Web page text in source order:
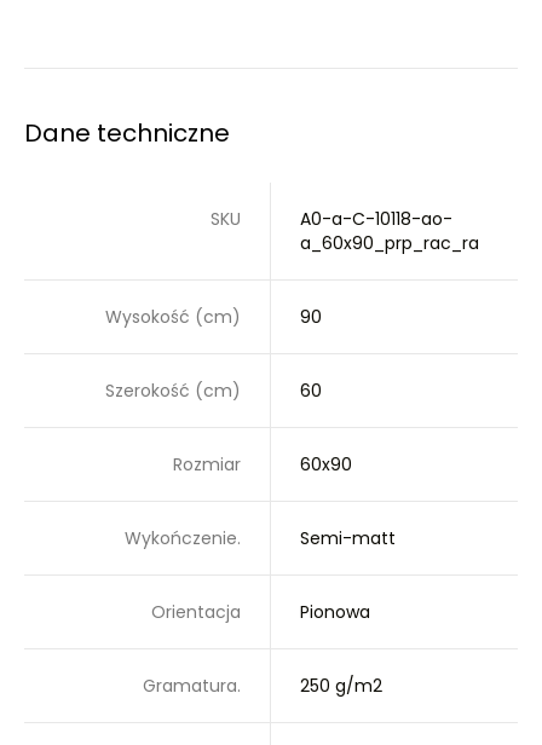
Dane techniczne
SKU
A0-a-C-10118-ao-
a_60x90_prp_rac_ra
Wysokość (cm) 90
Szerokość (cm) 60
Rozmiar 60x90
Wykończenie. Semi-matt
Orientacja Pionowa
Gramatura. 250 g/m2